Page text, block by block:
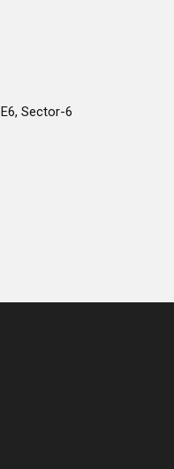
Sector-6